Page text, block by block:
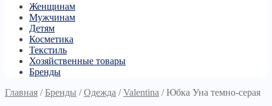
Женщинам
Мужчинам
Детям
Косметика
Текстиль
Хозяйственные товары
Бренды
Главная /Бренды /Одежда /Valentina /Юбка Уна темно-серая